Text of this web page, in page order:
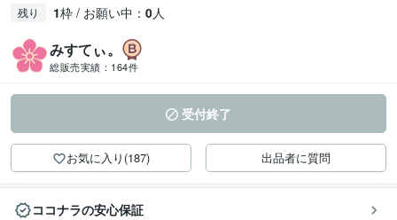
残り 1枠 / お願い中： 0人
みすてぃ。
総販売実績： 164件
受付終了
お気に入り(187) 出品者に質問
ココナラの安心保証